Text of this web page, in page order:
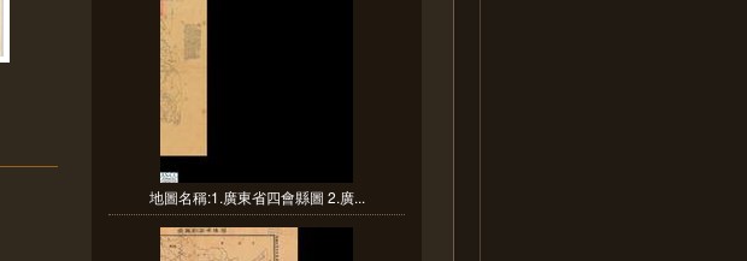
地圖名稱:1.廣東省四會縣圖 2.廣...